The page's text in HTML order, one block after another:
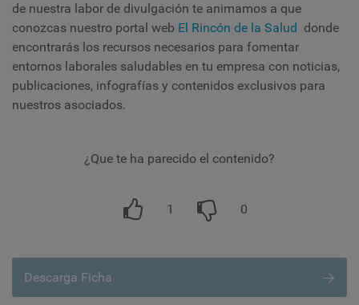
de nuestra labor de divulgación te animamos a que
conozcas nuestro portal web El Rincón de la Salud donde
encontrarás los recursos necesarios para fomentar
entornos laborales saludables en tu empresa con noticias,
publicaciones, infografías y contenidos exclusivos para
nuestros asociados.
¿Que te ha parecido el contenido?
1 0
Descarga Ficha